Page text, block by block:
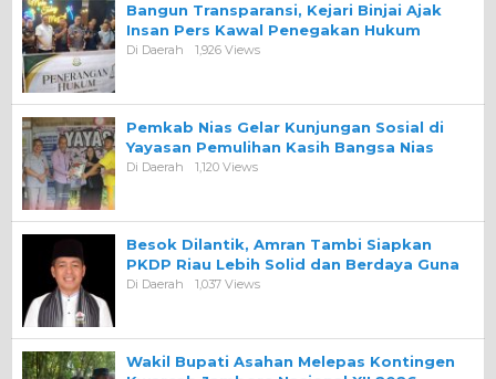
Bangun Transparansi, Kejari Binjai Ajak
Insan Pers Kawal Penegakan Hukum
Di Daerah 1,926 Views
Pemkab Nias Gelar Kunjungan Sosial di
Yayasan Pemulihan Kasih Bangsa Nias
Di Daerah 1,120 Views
Besok Dilantik, Amran Tambi Siapkan
PKDP Riau Lebih Solid dan Berdaya Guna
Di Daerah 1,037 Views
Wakil Bupati Asahan Melepas Kontingen